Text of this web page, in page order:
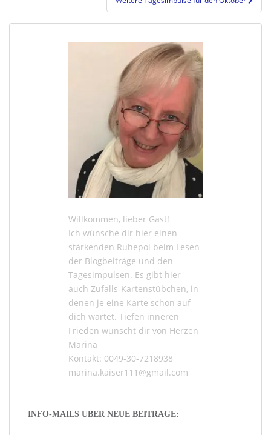
Willkommen, lieber Gast!
Ich wünsche dir hier einen
stärkenden Ruhepol beim Lesen
der Blogbeiträge und den
Tagesimpulsen. Es gibt hier
auch Zufalls-Kartenstübchen, in
denen je eine Karte schon auf
dich wartet. Tiefen inneren
Frieden wünscht dir von Herzen
Marina
Kontakt: 0049-30-7218938
marina.kaiser111@gmail.com
INFO-MAILS ÜBER NEUE BEITRÄGE: